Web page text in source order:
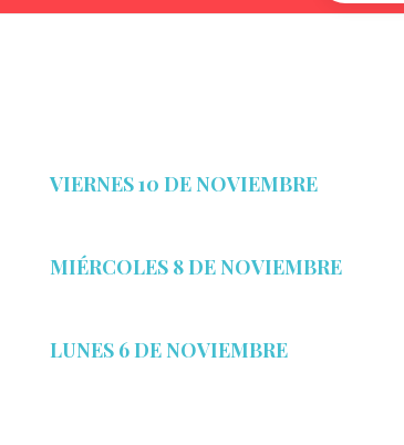
VIERNES 10 DE NOVIEMBRE
MIÉRCOLES 8 DE NOVIEMBRE
LUNES 6 DE NOVIEMBRE